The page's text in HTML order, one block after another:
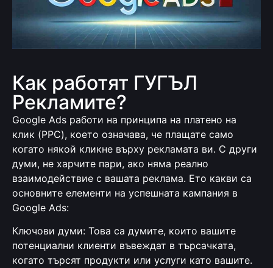
Как работят ГУГЪЛ
Рекламите?
Google Ads работи на принципа на платено на
клик (PPC), което означава, че плащате само
когато някой кликне върху рекламата ви. С други
думи, не харчите пари, ако няма реално
взаимодействие с вашата реклама. Ето какви са
основните елементи на успешната кампания в
Google Ads:
Ключови думи: Това са думите, които вашите
потенциални клиенти въвеждат в търсачката,
когато търсят продукти или услуги като вашите.